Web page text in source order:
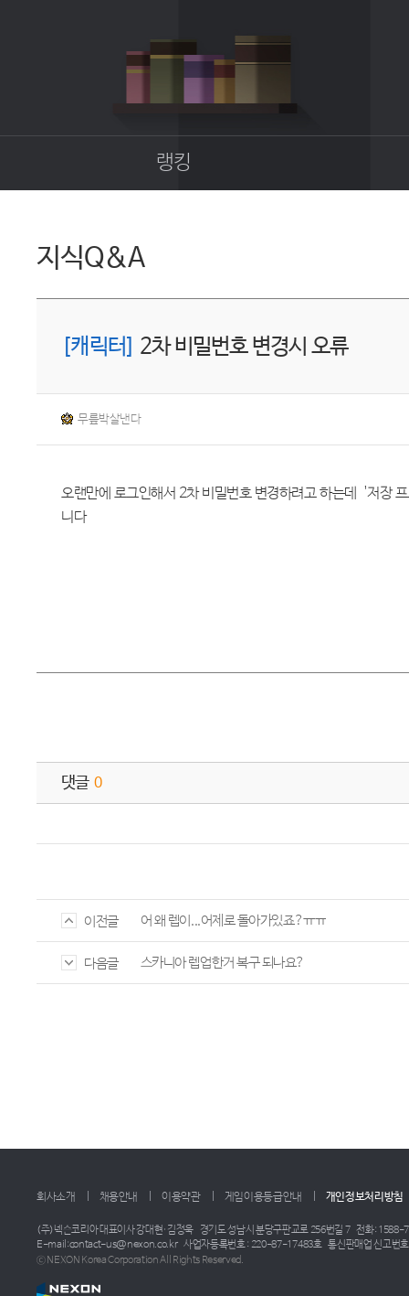
랭킹
지식Q&A
[캐릭터] 2차 비밀번호 변경시 오류
무릎박살낸다
오랜만에 로그인해서 2차 비밀번호 변경하려고 하는데 '저
니다
댓글 0
이전글 어 왜 렙이...어제로 돌아가있죠?ㅠㅠ
다음글 스카니아 렙업한거 복구 되나요?
회사소개 채용안내 이용약관 게임이용등급안내 개인정보처리방침
(주)넥슨코리아 대표이사 강대현·김정욱 경기도 성남시 분당구판교로 256번길 7 전화: 1588-
E-mail:contact-us@nexon.co.kr 사업자등록번호 : 220-87-17483호 통신판매업 신고번
ⓒ NEXON Korea Corporation All Rights Reserved.